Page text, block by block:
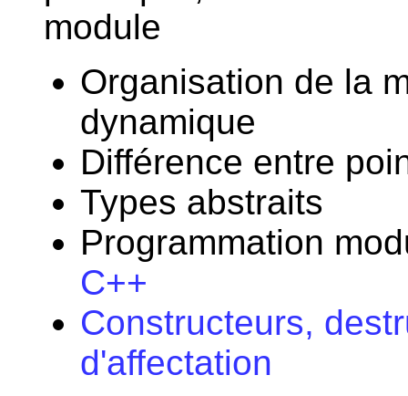
module
Organisation de la
dynamique
Différence entre
Types abstraits
Programmation
C++
Constructeurs,
d'affectation